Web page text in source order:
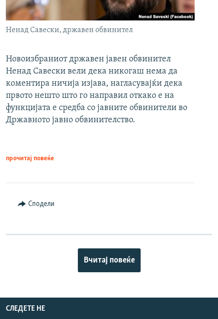
Ненад Савески, државен обвинител
Новоизбраниот државен јавен обвинител
Ненад Савески вели дека никогаш нема да
коментира ничија изјава, нагласувајќи дека
првото нешто што го направил откако е на
функцијата е средба со јавните обвинители во
Државното јавно обвинителство.
прочитај повеќе
Сподели
Вчитај повеќе
СЛЕДЕТЕ НЕ